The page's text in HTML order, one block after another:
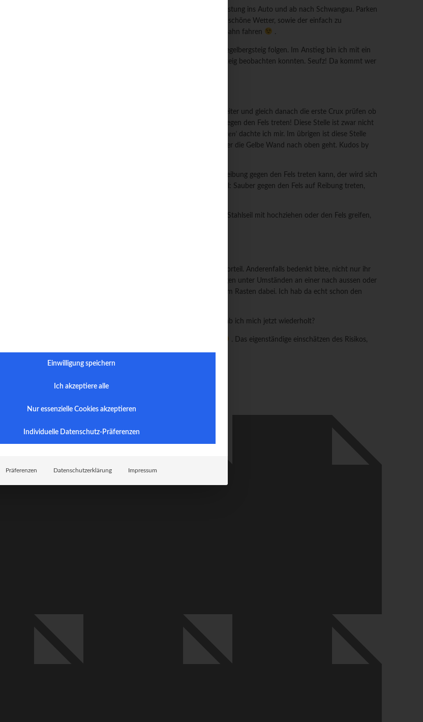
an mich: früher ins Bett. Also Rucksack gepackt, Klettersteigausrüstung ins Auto und ab nach Schwangau. Parken
Tegelbergbahn, kostet drei Euro Parkgebühr. Der Brückentag und das schöne Wetter, sowie der einfach zu
Wuah! Wenigstens laufen wesentlich weniger hoch als mit der Bahn fahren
.
dort eigentlich immer den Wegweisern zum Gelbe Wand Steig bzw. Tegelbergsteig folgen. Im Anstieg bin ich mit ein
wir von unten schon den Stau auf der Einstiegsleiter zum Tegelbergsteig beobachten konnten. Seufz! Da kommt wer
unten sah der Steig trocken aus. Gut ich packs an, hoch die Einstiegsleiter und gleich danach die erste Crux prüfen ob
drei bis vier Meter weiter. Bis dahin heißt es Armkraft und sauber gegen den Fels treten! Diese Stelle ist zwar nicht
Tritt auskommen. ‚
Das sollte den einen oder anderen aussortieren‘ dachte ich mir. Im übrigen ist diese Stelle
wenn man hier umdreht, die Leiter wieder nach unten kraxelt und über die Gelbe Wand nach oben geht. Kudos by
Gelbe Wand hoch ist.
konstant beibehalten. Wer schon länger klettert und sauber auf Reibung gegen den Fels treten kann, der wird sich
Leiter wieder absteigen, da es auch keinen Notausstieg gibt. Nochmal: Sauber gegen den Fels auf Reibung treten,
Griffe finden, antreten, auf den Trittmöglichkeiten aufstehen und am Stahlseil mit hochziehen oder den Fels greifen,
Forggensee, Füssen, das Alpenvorland. Sauschön!
Erfahrung hat, aber auch Erfahrung im Klettern ist auf jeden Fall von Vorteil. Anderenfalls bedenkt bitte, nicht nur ihr
Kletterer, die nach euch kommen und auf euch „auflaufen“, hängen unter Umständen an einer nach aussen oder
seid. Gottseidank hatte ich meine Bandschlinge mit Karabiner zum Rasten dabei. Ich hab da echt schon den
und gewartet habe m( .
bitte, euch und anderen zuliebe, geht da nicht rein. Hab ich mich jetzt wiederholt?
ihr für diese Entscheidung selbst verantwortlich, nicht dieser Blog
. Das eigenständige einschätzen des Risikos,
gehört einfach dazu.
Einwilligung speichern
Ich akzeptiere alle
Nur essenzielle Cookies akzeptieren
Individuelle Datenschutz-Präferenzen
Präferenzen Datenschutzerklärung Impressum